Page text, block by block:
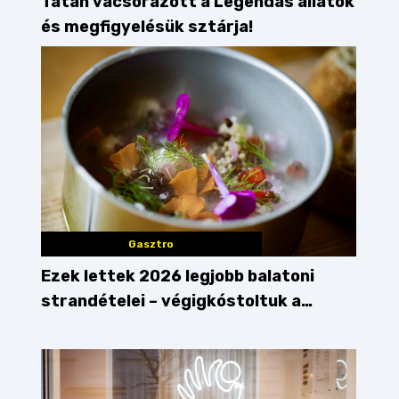
és megfigyelésük sztárja!
Gasztro
Ezek lettek 2026 legjobb balatoni
strandételei – végigkóstoltuk a